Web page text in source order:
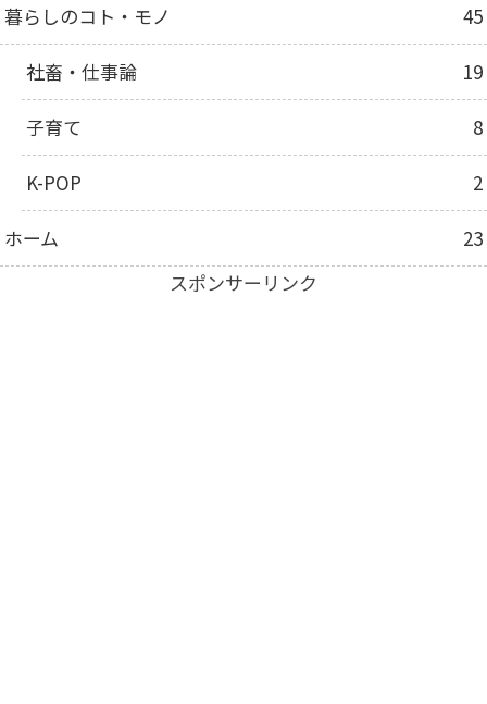
暮らしのコト・モノ 45
社畜・仕事論 19
子育て 8
K-POP 2
ホーム
23
スポンサーリンク